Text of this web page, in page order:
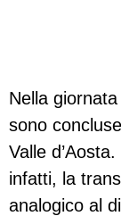
Nella
sono
Valle
infatti, la
analogico al